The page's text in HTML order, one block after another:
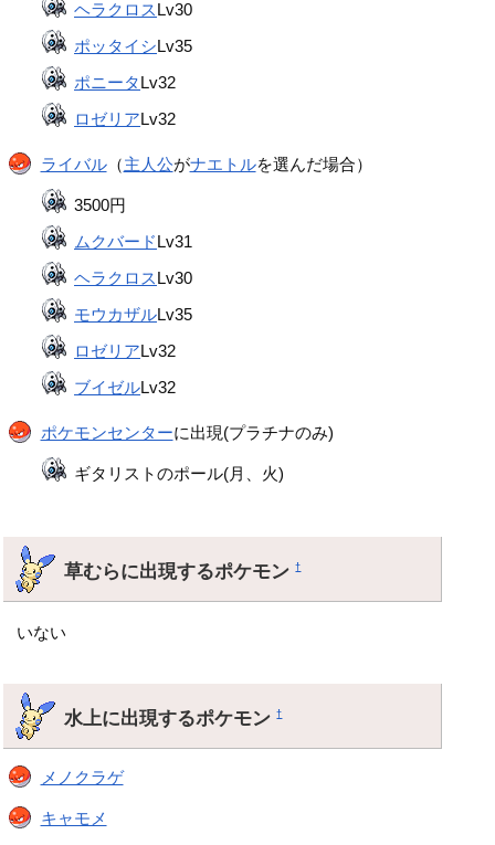
ヘラクロスLv30
ポッタイシLv35
ポニータLv32
ロゼリアLv32
ライバル（主人公がナエトルを選んだ場合）
3500円
ムクバードLv31
ヘラクロスLv30
モウカザルLv35
ロゼリアLv32
ブイゼルLv32
ポケモンセンターに出現(プラチナのみ)
ギタリストのポール(月、火)
草むらに出現するポケモン†
いない
水上に出現するポケモン†
メノクラゲ
キャモメ